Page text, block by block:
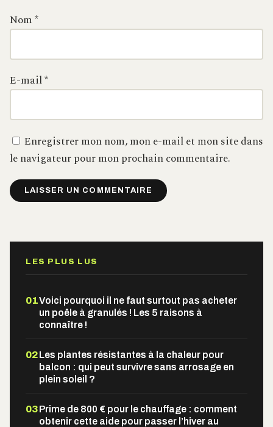
Nom*
E-mail*
Enregistrer mon nom, mon e-mail et mon site dans
le navigateur pour mon prochain commentaire.
LES PLUS LUS
01Voici pourquoi il ne faut surtout pas acheter
un poêle à granulés ! Les 5 raisons à
connaître !
02Les plantes résistantes à la chaleur pour
balcon : qui peut survivre sans arrosage en
plein soleil ?
03Prime de 800 € pour le chauffage : comment
obtenir cette aide pour passer l’hiver au